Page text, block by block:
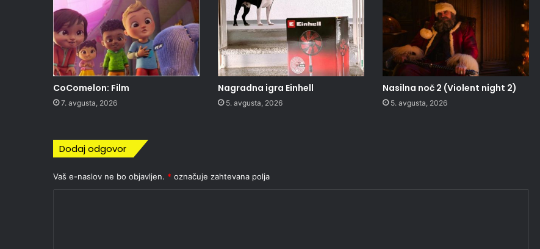
CoComelon: Film
7. avgusta, 2026
Nagradna igra Einhell
5. avgusta, 2026
Nasilna noč 2 (Violent night 2)
5. avgusta, 2026
Dodaj odgovor
Vaš e-naslov ne bo objavljen. * označuje zahtevana polja